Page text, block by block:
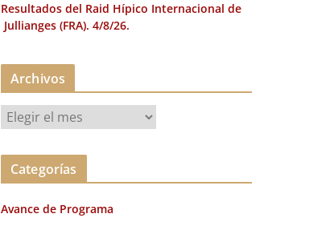
Resultados del Raid Hípico Internacional de
Jullianges (FRA). 4/8/26.
Archivos
r
c
v
Categorías
Avance de Programa